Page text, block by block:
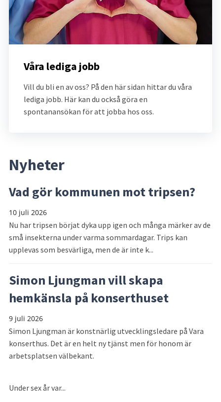
Våra lediga jobb
Vill du bli en av oss? På den här sidan hittar du våra
lediga jobb. Här kan du också göra en
spontanansökan för att jobba hos oss.
Nyheter
Vad gör kommunen mot tripsen?
10 juli 2026
Nu har tripsen börjat dyka upp igen och många märker av de
små insekterna under varma sommardagar. Trips kan
upplevas som besvärliga, men de är inte k...
Simon Ljungman vill skapa
hemkänsla på konserthuset
9 juli 2026
Simon Ljungman är konstnärlig utvecklingsledare på Vara
konserthus. Det är en helt ny tjänst men för honom är
arbetsplatsen välbekant.
Under sex år var...